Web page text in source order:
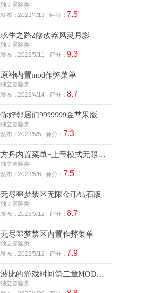
独立冒险类
发布：2023/4/13
评分： 7.5
求生之路2修改器风灵月影
独立冒险类
发布：2023/5/11
评分： 9.3
原神内置mod作弊菜单
独立冒险类
发布：2023/4/14
评分： 8.7
你好邻居们9999999金苹果版
独立冒险类
发布：2023/5/5
评分： 7.3
方舟内置菜单+上帝模式无限恐龙
独立冒险类
发布：2023/5/6
评分： 7.5
无尽噩梦禁区无限金币钻石版
独立冒险类
发布：2023/5/12
评分： 8.7
无尽噩梦禁区内置作弊菜单
独立冒险类
发布：2023/5/12
评分： 7.9
波比的游戏时间第二章MOD作弊菜单版
独立冒险类